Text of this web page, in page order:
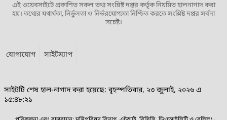
এই ওয়েবসাইটে প্রকাশিত সকল তথ্য সংশ্লিষ্ট দপ্তর কর্তৃক নিয়মিত হালনাগাদ করা
হয়। তথ্যের যথার্থতা, নির্ভুলতা ও নির্ভরযোগ্যতা নিশ্চিত করতে সংশ্লিষ্ট দপ্তর সর্বদা
সচেষ্ট।
যোগাযোগ সাইটম্যাপ
সাইটটি শেষ হাল-নাগাদ করা হয়েছে: বৃহস্পতিবার, ২৩ জুলাই, ২০২৬ এ
১৫:৪৮:২১